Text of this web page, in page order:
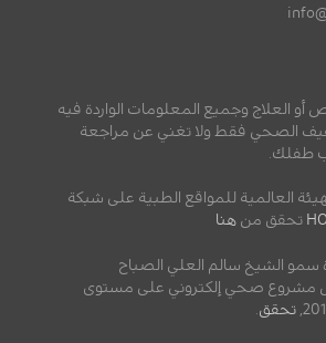
أو العلاج وجميع المعلومات الواردة فيه
الصحي فقط ولا تغني عن مراجعة
طفلك.
العالمية للمواقع الطبية على شبكة
تحقق من هنا
الشيخ سالم العلي الصباح
مشروع صحي إلكتروني على مستوى
تحقق.